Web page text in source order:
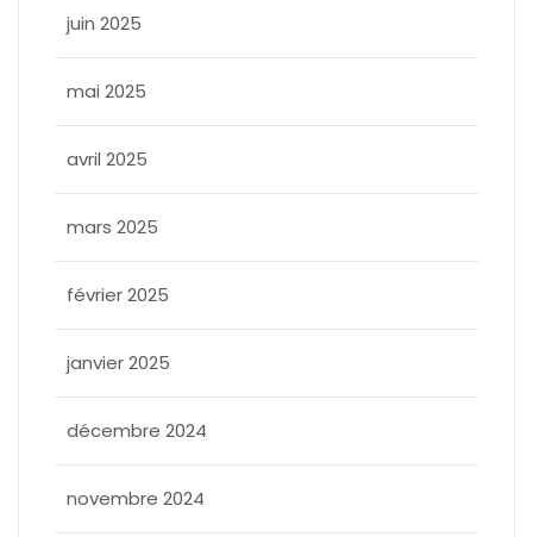
juin 2025
mai 2025
avril 2025
mars 2025
février 2025
janvier 2025
décembre 2024
novembre 2024